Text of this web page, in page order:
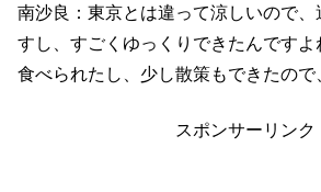
南沙良：東京とは違って涼しいので
すし、すごくゆっくりできたんですよ
食べられたし、少し散策もできたので
スポンサーリンク